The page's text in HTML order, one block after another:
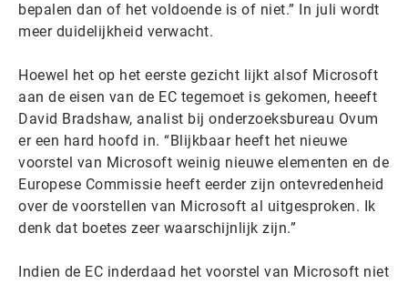
bepalen dan of het voldoende is of niet.” In juli wordt
meer duidelijkheid verwacht.
Hoewel het op het eerste gezicht lijkt alsof Microsoft
aan de eisen van de EC tegemoet is gekomen, heeeft
David Bradshaw, analist bij onderzoeksbureau Ovum
er een hard hoofd in. “Blijkbaar heeft het nieuwe
voorstel van Microsoft weinig nieuwe elementen en de
Europese Commissie heeft eerder zijn ontevredenheid
over de voorstellen van Microsoft al uitgesproken. Ik
denk dat boetes zeer waarschijnlijk zijn.”
Indien de EC inderdaad het voorstel van Microsoft niet